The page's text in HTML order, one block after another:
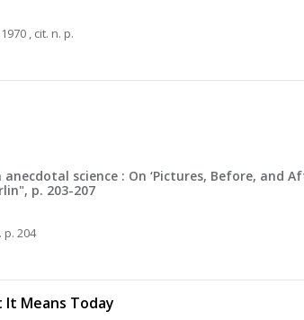
, cit. n. p.
science : On ‘Pictures, Before, and
p. 203-207
p. 204
Means Today